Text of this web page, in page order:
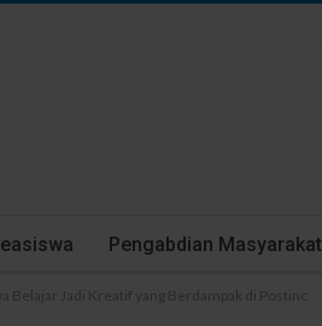
Pengabdian Masyarakat
Belajar Jadi Kreatif yang Berdampak di Postinc